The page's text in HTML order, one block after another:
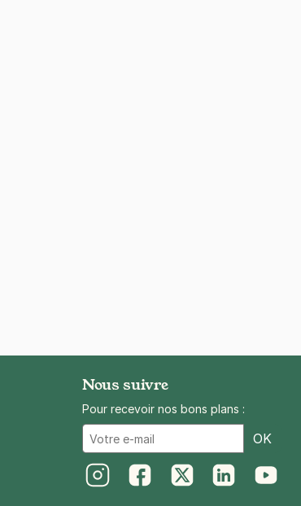
Nous suivre
Pour recevoir nos bons plans :
OK